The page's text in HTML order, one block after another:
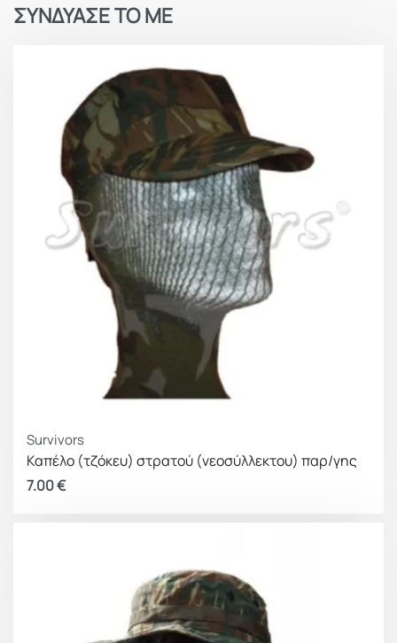
ΣΥΝΔΥΑΣΕ ΤΟ ΜΕ
Survivors
Καπέλο (τζόκευ) στρατού (νεοσύλλεκτου) παρ/γης
7.00€